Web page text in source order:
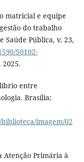
matricial e equipe
do trabalho
Saúde Pública, v. 23,
S0102-
2025.
entre
Brasília:
imagem/02
Atenção Primária à